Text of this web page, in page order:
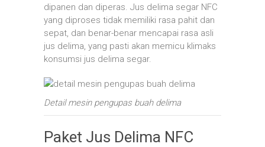
dipanen dan diperas. Jus delima segar NFC
yang diproses tidak memiliki rasa pahit dan
sepat, dan benar-benar mencapai rasa asli
jus delima, yang pasti akan memicu klimaks
konsumsi jus delima segar.
Detail mesin pengupas buah delima
Paket Jus Delima NFC